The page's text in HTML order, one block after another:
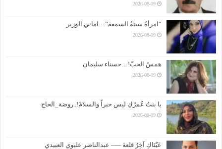
2026-08-09
“امرأةٌ سيئةُ السمعة”…اماني الوزير
2026-08-09
همسُ الحبّ!…حسناء سليمان
2026-08-09
يا بنتُ عُمرُكِ ليس حبراً والسلامْ!..روضة_الحاج
2026-08-09
عَيْنَاكِ آخِرُ قلعة —– عبدالناصر عليوي العبيدي